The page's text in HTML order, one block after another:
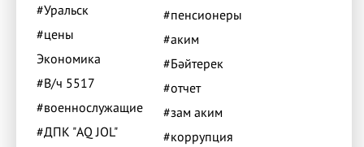
#Уральск
#цены
Экономика
#В/ч 5517
#военнослужащие
#ДПК "AQ JOL"
#пенсионеры
#аким
#Бәйтерек
#отчет
#зам аким
#коррупция